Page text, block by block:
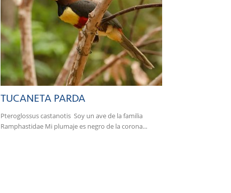
TUCANETA PARDA
Pteroglossus castanotis Soy un ave de la familia
Ramphastidae Mi plumaje es negro de la corona...